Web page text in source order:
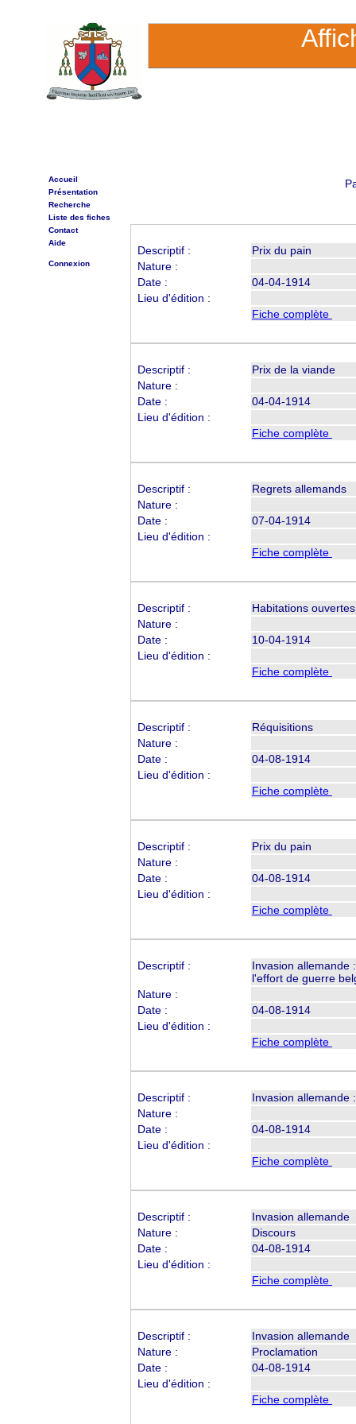
Accueil
Présentation
Recherche
Liste des fiches
Contact
Aide
Connexion
Descriptif :
Prix du pain
Nature :
Date :
04-04-1914
Lieu d'édition :
Fiche complète
Descriptif :
Prix de la viande
Nature :
Date :
04-04-1914
Lieu d'édition :
Fiche complète
Descriptif :
Regrets allemands
Nature :
Date :
07-04-1914
Lieu d'édition :
Fiche complète
Descriptif :
Habitations
Nature :
Date :
10-04-1914
Lieu d'édition :
Fiche complète
Descriptif :
Réquisitions
Nature :
Date :
04-08-1914
Lieu d'édition :
Fiche complète
Descriptif :
Prix du pain
Nature :
Date :
04-08-1914
Lieu d'édition :
Fiche complète
Descriptif :
Invasion allemande
l'effort de guerre
Nature :
Date :
04-08-1914
Lieu d'édition :
Fiche complète
Descriptif :
Invasion allemande
Nature :
Date :
04-08-1914
Lieu d'édition :
Fiche complète
Descriptif :
Invasion allemande
Nature :
Discours
Date :
04-08-1914
Lieu d'édition :
Fiche complète
Descriptif :
Invasion allemande
Nature :
Proclamation
Date :
04-08-1914
Lieu d'édition :
Fiche complète